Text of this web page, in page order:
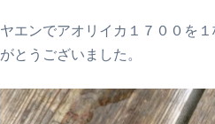
ヤエンでアオリイカ１７００を
がとうございました。